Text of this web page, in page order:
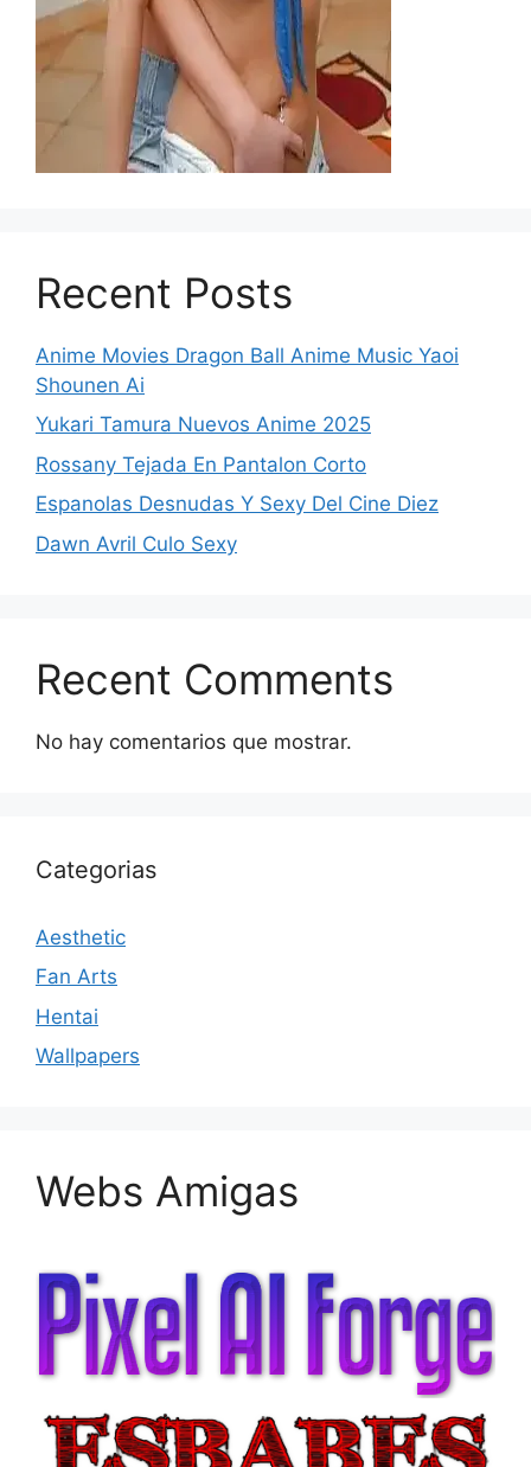
Recent Posts
Anime Movies Dragon Ball Anime Music Yaoi
Shounen Ai
Yukari Tamura Nuevos Anime 2025
Rossany Tejada En Pantalon Corto
Espanolas Desnudas Y Sexy Del Cine Diez
Dawn Avril Culo Sexy
Recent Comments
No hay comentarios que mostrar.
Categorias
Aesthetic
Fan Arts
Hentai
Wallpapers
Webs Amigas